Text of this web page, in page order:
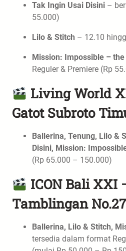
Tak Ingin Usai Disini –
55.000)
Lilo & Stitch – 12.10
Mission: Impossible –
Reguler & Premiere (Rp
Living World
Gatot Subroto
Ballerina, Tenung, Lilo &
Disini, Mission:
(Rp 65.000 – 150.000)
ICON Bali XXI
Tamblingan
Ballerina, Lilo & Stitch,
tersedia dalam format